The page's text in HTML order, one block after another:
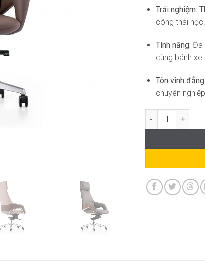
Trải nghiệm:
công thái học.
Tính năng: Đa
cùng bánh xe
Tôn vinh
chuyên nghiệp.
Ghế Giám Đốc